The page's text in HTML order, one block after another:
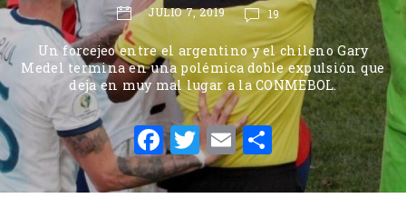
JULIO 7, 2019 19
Un forcejeo entre el argentino y el chileno Gary
Medel termina en una polémica doble expulsión que
deja en muy mal lugar a la CONMEBOL.
F
a
c
T
w
it
E
m
ai
C
o
m